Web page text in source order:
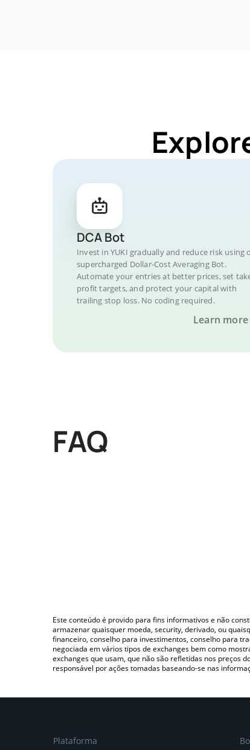
DCA Bot
Invest in YUKI gradually and reduce risk using
supercharged Dollar-Cost Averaging Bot.
Automate your entries at better prices, set
profit targets, and protect your capital with
trailing stop loss. No coding required.
Learn more
FAQ
Este conteúdo é provido para fins informativos e não
armazenar quaisquer moeda, security, derivado, ou
financeiro, conselho para investimentos, conselho para
negociada em vários tipos de exchanges bem como
exchanges que usam, que não são refletidas nos preços
responsável por ações tomadas baseando-se nas
Plataforma